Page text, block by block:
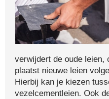
verwijdert de oude leien,
plaatst nieuwe leien
Hierbij kan je kiezen
vezelcementleien. Ook